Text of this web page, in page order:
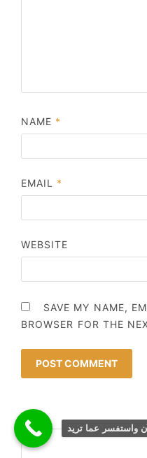
NAME *
EMAIL *
WEBSITE
SAVE MY NAME,
BROWSER FOR THE
البحث
واستفسر عما تريد